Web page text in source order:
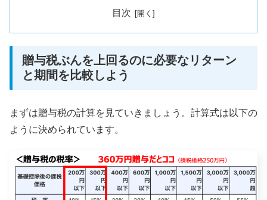
目次
贈与税ぶんを上回るのに必要なリターン
と期間を比較しよう
まずは贈与税の計算を見ていきましょう。計算式は以下の
ように決められています。